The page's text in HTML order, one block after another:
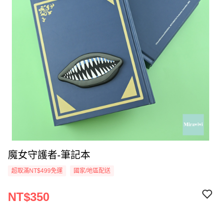
魔女守護者-筆記本
超取滿NT$499免運 國家/地區配送
NT$350